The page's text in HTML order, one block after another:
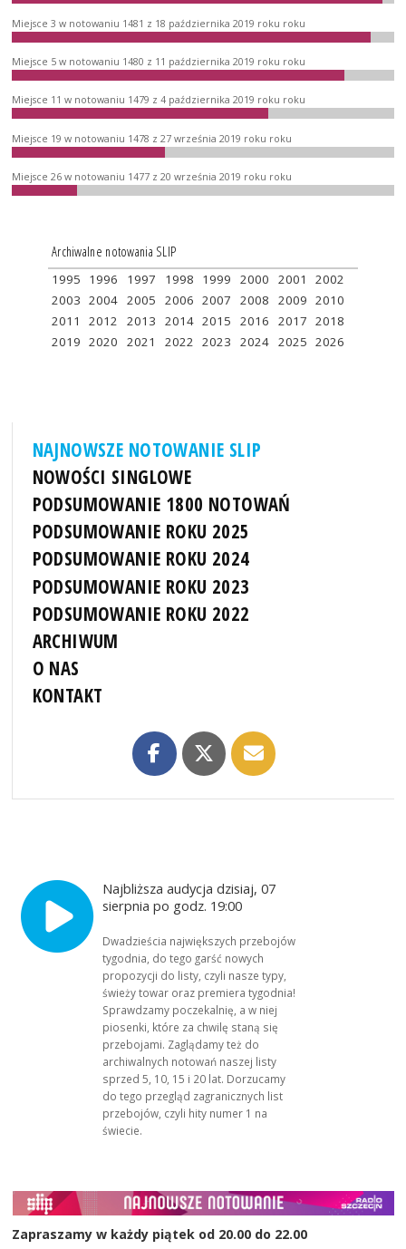
Miejsce 3 w notowaniu 1481 z 18 października 2019 roku roku
Miejsce 5 w notowaniu 1480 z 11 października 2019 roku roku
Miejsce 11 w notowaniu 1479 z 4 października 2019 roku roku
Miejsce 19 w notowaniu 1478 z 27 września 2019 roku roku
Miejsce 26 w notowaniu 1477 z 20 września 2019 roku roku
Archiwalne notowania SLIP
1995 1996 1997 1998 1999 2000 2001
2002
2003 2004 2005 2006 2007 2008 2009 2010
2011
2012 2013 2014 2015 2016 2017 2018
2019 2020 2021 2022 2023 2024 2025 2026
NAJNOWSZE NOTOWANIE SLIP
NOWOŚCI SINGLOWE
PODSUMOWANIE 1800 NOTOWAŃ
PODSUMOWANIE ROKU 2025
PODSUMOWANIE ROKU 2024
PODSUMOWANIE ROKU 2023
PODSUMOWANIE ROKU 2022
ARCHIWUM
O NAS
KONTAKT
Najbliższa audycja dzisiaj, 07
sierpnia po godz. 19:00
Dwadzieścia największych przebojów
tygodnia, do tego garść nowych
propozycji do listy, czyli nasze typy,
świeży towar oraz premiera tygodnia!
Sprawdzamy poczekalnię, a w niej
piosenki, które za chwilę staną się
przebojami. Zaglądamy też do
archiwalnych notowań naszej listy
sprzed 5, 10, 15 i 20 lat. Dorzucamy
do tego przegląd zagranicznych list
przebojów, czyli hity numer 1 na
świecie.
Zapraszamy w każdy piątek od 20.00 do 22.00